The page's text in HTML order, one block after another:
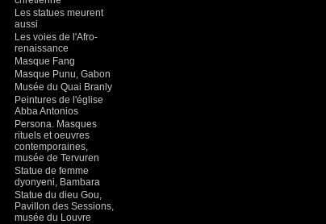
Les statues meurent
aussi
Les voies de l'Afro-
renaissance
Masque Fang
Masque Punu, Gabon
Musée du Quai Branly
Peintures de l'église
Abba Antonios
Persona. Masques
rituels et oeuvres
contemporaines,
musée de Tervuren
Statue de femme
dyonyeni, Bambara
Statue du dieu Gou,
Pavillon des Sessions,
musée du Louvre